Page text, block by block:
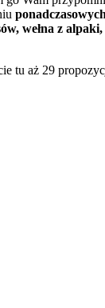
ponadczasowych
, wełna z alpaki,
tu aż 29